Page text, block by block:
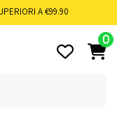
A €99.90
0